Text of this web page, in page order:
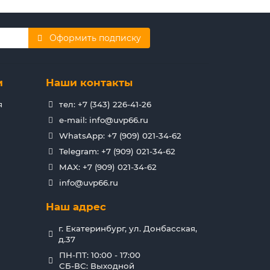
Оформить подписку
Наши контакты
тел: +7 (343) 226-41-26
e-mail: info@uvp66.ru
WhatsApp: +7 (909) 021-34-62
Telegram: +7 (909) 021-34-62
MAX: +7 (909) 021-34-62
info@uvp66.ru
Наш адрес
г. Екатеринбург, ул. Донбасская,
д.37
ПН-ПТ: 10:00 - 17:00
СБ-ВС: Выходной